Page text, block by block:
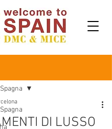
DI LUSSO